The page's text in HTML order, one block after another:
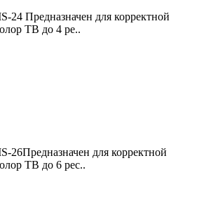
24 Предназначен для корректной
ТВ до 4 ре..
26Предназначен для корректной
ТВ до 6 рес..